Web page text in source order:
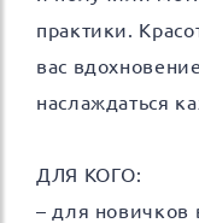
практики.
вас
наслаждаться
ДЛЯ КОГО:
– для новичков